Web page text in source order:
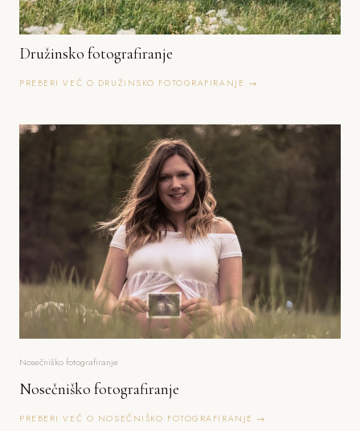
Družinsko fotografiranje
PREBERI VEČ O DRUŽINSKO FOTOGRAFIRANJE →
Nosečniško fotografiranje
Nosečniško fotografiranje
PREBERI VEČ O NOSEČNIŠKO FOTOGRAFIRANJE →